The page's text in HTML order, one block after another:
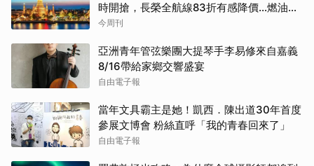
時開搶，長榮全航線83折有感降價…燃油稅
8/9調漲早買早省
今周刊
亞洲青年管弦樂團大提琴手李易修來自嘉義
8/16帶給家鄉交響盛宴
自由電子報
當年文具霸主是她！凱西．陳出道30年首度
參展文博會 粉絲直呼「我的青春回來了」
自由電子報